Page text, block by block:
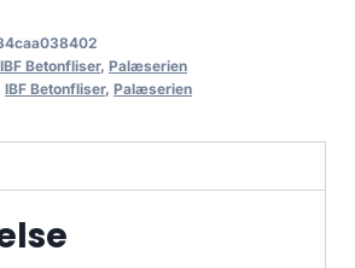
IBF Betonfliser, Palæserien
IBF Betonfliser, Palæserien